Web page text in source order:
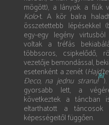
mögött), a lányok a fiúk
Kolo-t. A kör balra
összetettebb lépésekkel
egy-egy legény
voltak a tréfás
többsoros, csipkelődő,
vezetője bemondással,
esetenként a zenét (
Ðeco, na jednu stranu![6]
gyorsabb lett, a
következtek a táncban
eltarthatott a
képességeitől függően.